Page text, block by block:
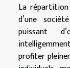
La
d’une
puissant
profiter